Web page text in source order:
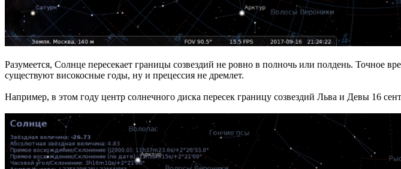
Разумеется, Солнце пересекает границы созвездий не ровно в полночь или полдень. Точное
существуют високосные годы, ну и прецессия не дремлет.
Например, в этом году центр солнечного диска пересек границу созвездий Льва и Девы 16